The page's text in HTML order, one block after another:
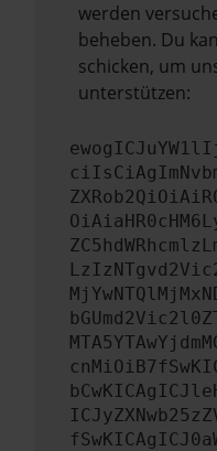
werden
beheben. Du
schicken, um
unterstützen: